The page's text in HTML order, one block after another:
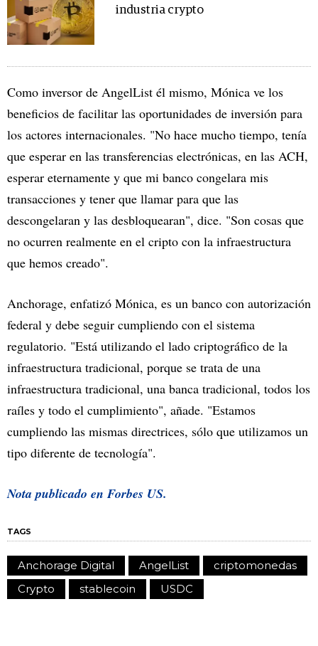
industria crypto
Como inversor de AngelList él mismo, Mónica ve los
beneficios de facilitar las oportunidades de inversión para
los actores internacionales. "No hace mucho tiempo, tenía
que esperar en las transferencias electrónicas, en las ACH,
esperar eternamente y que mi banco congelara mis
transacciones y tener que llamar para que las
descongelaran y las desbloquearan", dice. "Son cosas que
no ocurren realmente en el cripto con la infraestructura
que hemos creado".
Anchorage, enfatizó Mónica, es un banco con autorización
federal y debe seguir cumpliendo con el sistema
regulatorio. "Está utilizando el lado criptográfico de la
infraestructura tradicional, porque se trata de una
infraestructura tradicional, una banca tradicional, todos los
raíles y todo el cumplimiento", añade. "Estamos
cumpliendo las mismas directrices, sólo que utilizamos un
tipo diferente de tecnología".
Nota publicado en Forbes US.
TAGS
Anchorage Digital AngelList
criptomonedas
Crypto
stablecoin USDC